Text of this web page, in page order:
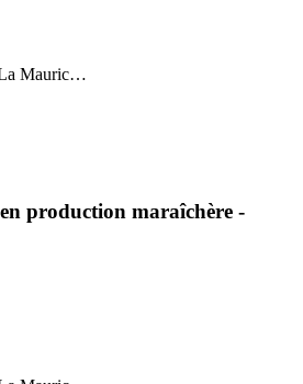
Mauric…
production maraîchère -